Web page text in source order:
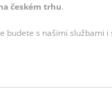
českém trhu.
budete s našimi službami